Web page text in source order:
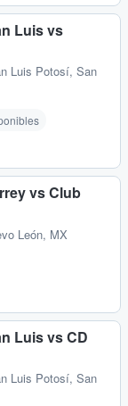
Luis vs
Luis Potosí, San
vs Club
León, MX
Luis vs CD
Luis Potosí, San